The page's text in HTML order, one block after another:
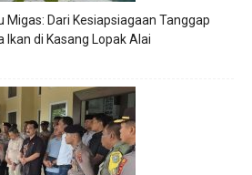
Migas: Dari Kesiapsiagaan Tanggap
Ikan di Kasang Lopak Alai